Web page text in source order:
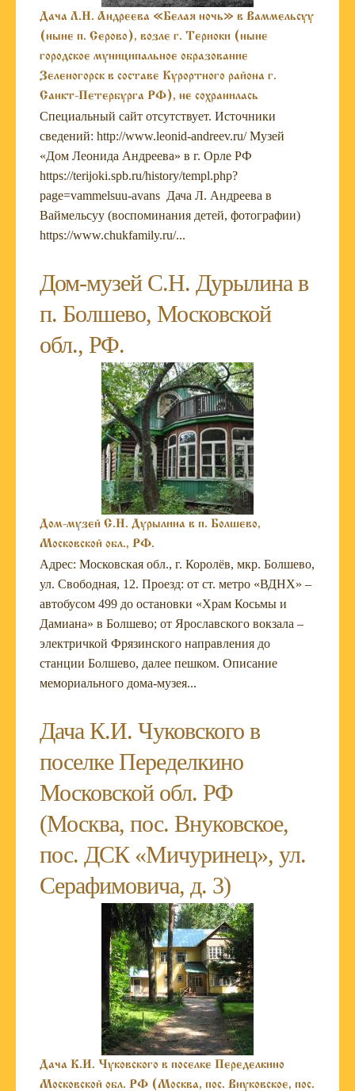
Дача Л.Н. Андреева «Белая ночь» в Ваммельсуу
(ныне п. Серово), возле г. Териоки (ныне
городское муниципальное образование
Зеленогорск в составе Курортного района г.
Санкт-Петербурга РФ), не сохранилась
Специальный сайт отсутствует. Источники
сведений: http://www.leonid-andreev.ru/ Музей
«Дом Леонида Андреева» в г. Орле РФ
https://terijoki.spb.ru/history/templ.php?
page=vammelsuu-avans Дача Л. Андреева в
Ваймельсуу (воспоминания детей, фотографии)
https://www.chukfamily.ru/...
Дом-музей С.Н. Дурылина в
п. Болшево, Московской
обл., РФ.
Дом-музей С.Н. Дурылина в п. Болшево,
Московской обл., РФ.
Адрес: Московская обл., г. Королёв, мкр. Болшево,
ул. Свободная, 12. Проезд: от ст. метро «ВДНХ» –
автобусом 499 до остановки «Храм Косьмы и
Дамиана» в Болшево; от Ярославского вокзала –
электричкой Фрязинского направления до
станции Болшево, далее пешком. Описание
мемориального дома-музея...
Дача К.И. Чуковского в
поселке Переделкино
Московской обл. РФ
(Москва, пос. Внуковское,
пос. ДСК «Мичуринец», ул.
Серафимовича, д. 3)
Дача К.И. Чуковского в поселке Переделкино
Московской обл. РФ (Москва, пос. Внуковское, пос.